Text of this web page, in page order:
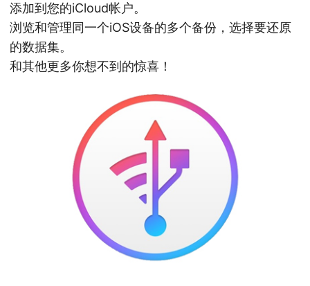
添加到您的iCloud帐户。
浏览和管理同一个iOS设备的多个备份，选择要还原
的数据集。
和其他更多你想不到的惊喜！